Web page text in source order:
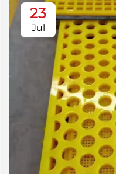
23
Jul